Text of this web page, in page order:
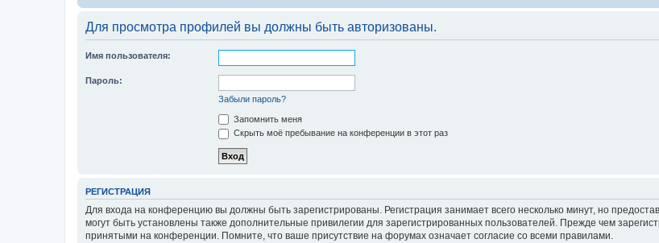
Для просмотра профилей вы должны быть авторизованы.
Имя пользователя:
Пароль:
Забыли пароль?
Запомнить меня
Скрыть моё пребывание на конференции в этот раз
РЕГИСТРАЦИЯ
Для входа на конференцию вы должны быть зарегистрированы. Регистрация занимает всего несколько минут, но
могут быть установлены также дополнительные привилегии для зарегистрированных пользователей. Прежде чем
принятыми на конференции. Помните, что ваше присутствие на форумах означает согласие со всеми правилами.